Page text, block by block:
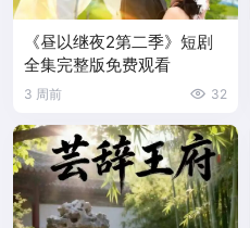
《昼以继夜2第二季》短剧
全集完整版免费观看
3 周前 32